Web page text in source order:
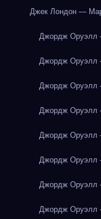
Джек Лондон —
Джордж Оруэлл
Джордж Оруэлл
Джордж Оруэлл
Джордж Оруэлл
Джордж Оруэлл
Джордж Оруэлл
Джордж Оруэлл
Джордж Оруэлл